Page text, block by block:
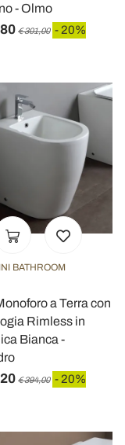
- Olmo
€ 301,00 - 20%
BATHROOM
a Terra con
Rimless in
Bianca -
€ 394,00 - 20%